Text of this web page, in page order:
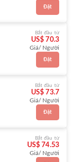
Đặt
Bắt đầu từ
US$ 70.3
Giá/ Người
Đặt
Bắt đầu từ
US$ 73.7
Giá/ Người
Đặt
Bắt đầu từ
US$ 74.53
Giá/ Người